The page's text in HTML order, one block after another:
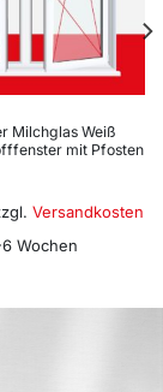
Milchglas Weiß
mit Pfosten
Versandkosten
Wochen